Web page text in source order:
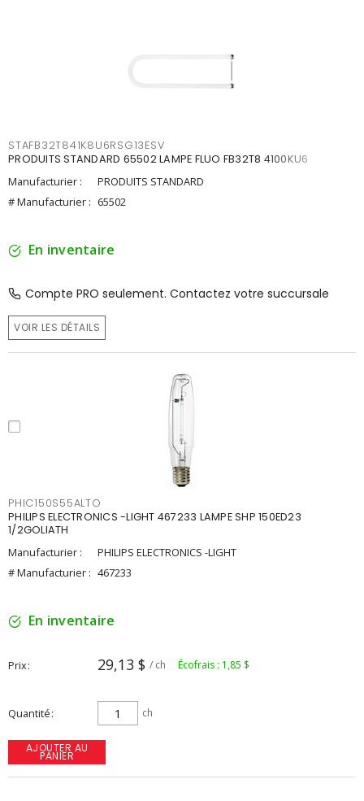
STAFB32T841K8U6RSG13ESV
PRODUITS STANDARD 65502 LAMPE FLUO FB32T8 4100KU6
Manufacturier :
PRODUITS STANDARD
# Manufacturier : 65502
En inventaire
Compte PRO seulement. Contactez votre succursale
VOIR LES DÉTAILS
PHIC150S55ALTO
PHILIPS ELECTRONICS -LIGHT 467233 LAMPE SHP 150ED23
1/2GOLIATH
Manufacturier :
PHILIPS ELECTRONICS -LIGHT
# Manufacturier : 467233
En inventaire
Prix 29,13 $ / ch Écofrais : 1,85 $
Quantité ch
AJOUTER AU
PANIER